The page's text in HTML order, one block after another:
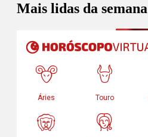
Mais lidas da semana